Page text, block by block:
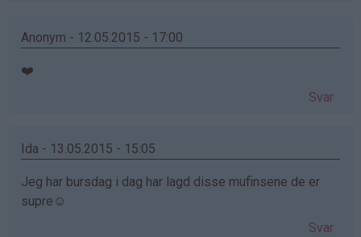
Anonym - 12.05.2015 - 17:00
❤️
Svar
Ida - 13.05.2015 - 15:05
Jeg har bursdag i dag har lagd disse mufinsene de er
supre☺️
Svar